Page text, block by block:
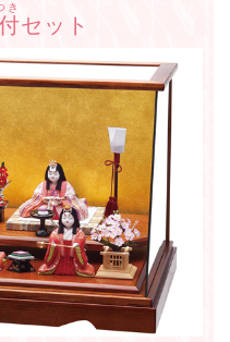
き
セット